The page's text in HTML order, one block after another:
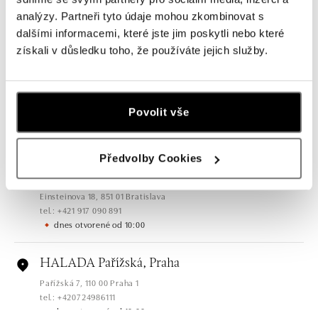
analýzy. Partneři tyto údaje mohou zkombinovat s
dalšími informacemi, které jste jim poskytli nebo které
získali v důsledku toho, že používáte jejich služby.
Povolit vše
Předvolby Cookies
HALADA OC Eurovea, Bratislava
Pribinova 8, 811 09 Bratislava
tel.: +421 910 284 071
dnes otvorené od 10:00
HALADA OC Avion, Bratislava
Ivanská cesta 16, 821 04 Bratislava
dnes otvorené od 10:00
Halada OC Aupark, Bratislava
Einsteinova 18, 851 01 Bratislava
tel.: +421 917 090 891
dnes otvorené od 10:00
HALADA Pařížská, Praha
Pařížská 7, 110 00 Praha 1
tel.: +420724986111
dnes otvorené od 10:00